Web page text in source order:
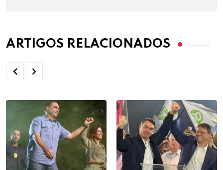
ARTIGOS RELACIONADOS